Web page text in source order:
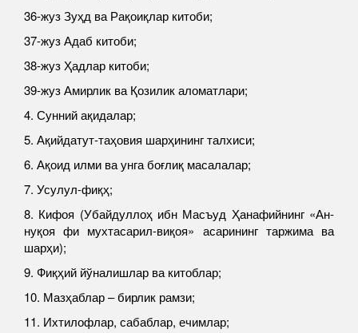
36-жуз Зуҳд ва Рақоиқлар китоби;
37-жуз Адаб китоби;
38-жуз Ҳадлар китоби;
39-жуз Амирлик ва Қозилик аломатлари;
4. Сунний ақидалар;
5. Ақийдатут-таҳовия шарҳининг талхиси;
6. Ақоид илми ва унга боғлиқ масалалар;
7. Усулул-фиқҳ;
8. Кифоя (Убайдуллоҳ ибн Масъуд Ҳанафийнинг «Ан-
нуқоя фи мухтасарил-виқоя» асарининг таржима ва
шарҳи);
9. Фиқҳий йўналишлар ва китоблар;
10. Мазҳаблар – бирлик рамзи;
11. Ихтилофлар, сабаблар, ечимлар;